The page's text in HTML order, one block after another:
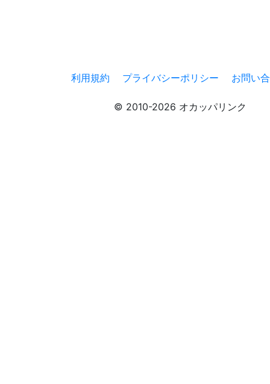
利用規約 プライバシーポリシー お問い
© 2010-2026 オカッパリンク